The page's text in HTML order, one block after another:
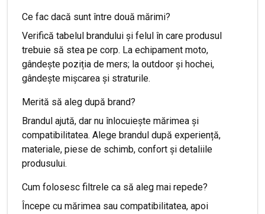
Ce fac dacă sunt între două mărimi?
Verifică tabelul brandului și felul în care produsul
trebuie să stea pe corp. La echipament moto,
gândește poziția de mers; la outdoor și hochei,
gândește mișcarea și straturile.
Merită să aleg după brand?
Brandul ajută, dar nu înlocuiește mărimea și
compatibilitatea. Alege brandul după experiență,
materiale, piese de schimb, confort și detaliile
produsului.
Cum folosesc filtrele ca să aleg mai repede?
Începe cu mărimea sau compatibilitatea, apoi